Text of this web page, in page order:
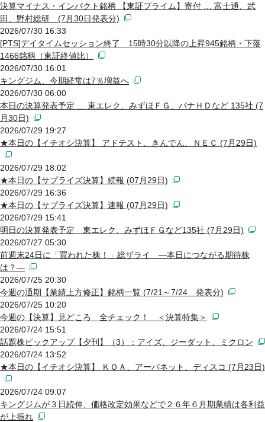
決算マイナス・インパクト銘柄 【東証プライム】寄付 … 富士通、武
田、野村総研 (7月30日発表分)
2026/07/30 16:33
[PTS]デイタイムセッション終了 15時30分以降の上昇945銘柄・下落
1466銘柄（東証終値比）
2026/07/30 16:01
キングジム、今期経常は7％増益へ
2026/07/30 06:00
本日の決算発表予定 … 東エレク、みずほＦＧ、パナＨＤなど 135社 (7
月30日)
2026/07/29 19:27
★本日の【イチオシ決算】 アドテスト、きんでん、ＮＥＣ (7月29日)
2026/07/29 18:02
★本日の【サプライズ決算】続報 (07月29日)
2026/07/29 16:36
★本日の【サプライズ決算】速報 (07月29日)
2026/07/29 15:41
明日の決算発表予定 東エレク、みずほＦＧなど135社 (7月29日)
2026/07/27 05:30
前週末24日に「買われた株！」総ザライ ―本日につながる期待株
は？―
2026/07/25 20:30
今週の通期【業績上方修正】銘柄一覧 (7/21～7/24 発表分)
2026/07/25 10:20
今週の【決算】見どころ 全チェック！ ＜決算特集＞
2026/07/24 15:51
話題株ピックアップ【夕刊】（3）：アイズ、ジーダット、ミクロン
2026/07/24 13:52
★本日の【イチオシ決算】 ＫＯＡ、アーバネット、ディスコ (7月23日)
2026/07/24 09:07
キングジムが３日続伸、価格改定効果などで２６年６月期業績は各利益
が上振れ